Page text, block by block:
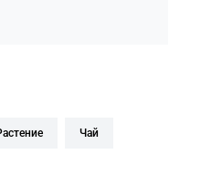
растение чай